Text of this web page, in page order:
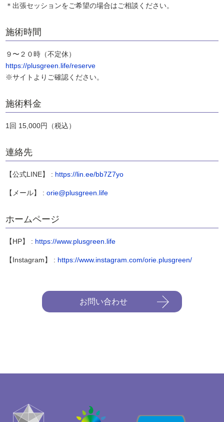
＊出張セッションをご希望の場合はご相談ください。
施術時間
９〜２０時（不定休）
https://plusgreen.life/reserve
※サイトよりご確認ください。
施術料⾦
1回 15,000円（税込）
連絡先
【公式LINE】 : https://lin.ee/bb7Z7yo
【メール】 :orie@plusgreen.life
ホームページ
【HP】 : https://www.plusgreen.life
【Instagram】 : https://www.instagram.com/orie.plusgreen/
お問い合わせ